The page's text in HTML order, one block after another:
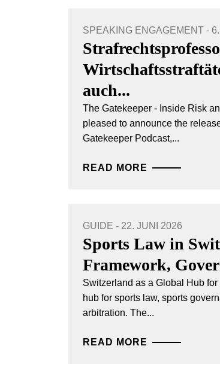
SPEAKING ENGAGEMENT -
auch...
The Gatekeeper - Inside Risk
pleased to announce the
Gatekeeper Podcast,...
READ MORE
GUIDE - 22. JUNI 2026
Sports Law in
Framework,
Switzerland as a Global Hub
hub for sports law, sports
arbitration. The...
READ MORE